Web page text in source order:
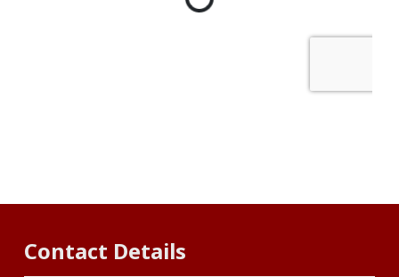
Contact Details